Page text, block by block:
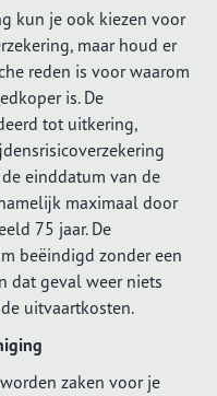
kun je ook kiezen voor
maar houd er
reden is voor waarom
is. De
tot uitkering,
einddatum van de
maximaal door
75 jaar. De
beëindigd zonder een
dat geval weer niets
uitvaartkosten.
zaken voor je